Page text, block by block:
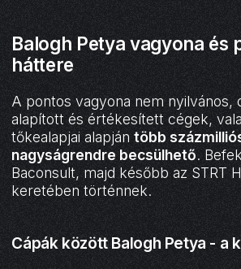
Balogh Petya vagyona és
háttere
A pontos vagyona nem nyilvános,
alapított és értékesített cégek,
tőkealapjai alapjántöbb
nagyságrendre becsülhető.
Baconsult, majd később az STRT
keretében történnek.
Cápák között Balogh Petya - a